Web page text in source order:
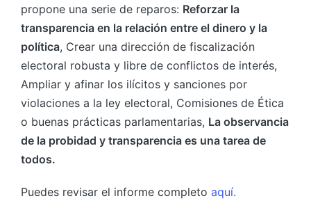
propone una serie de reparos: Reforzar la
transparencia en la relación entre el dinero y la
política, Crear una dirección de fiscalización
electoral robusta y libre de conflictos de interés,
Ampliar y afinar los ilícitos y sanciones por
violaciones a la ley electoral, Comisiones de Ética
o buenas prácticas parlamentarias, La observancia
de la probidad y transparencia es una tarea de
todos.
Puedes revisar el informe completo aquí.